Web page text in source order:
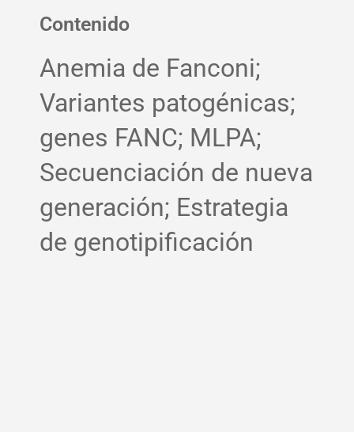
Contenido
Anemia de Fanconi;
Variantes patogénicas;
genes FANC; MLPA;
Secuenciación de nueva
generación; Estrategia
de genotipificación